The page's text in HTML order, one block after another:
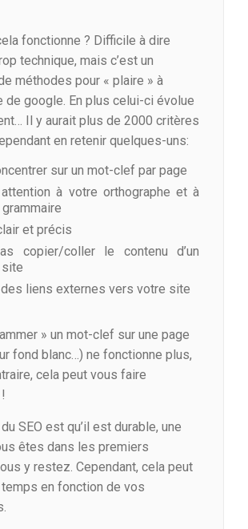
fonctionne ? Difficile à dire
technique, mais c’est un
méthodes pour « plaire » à
de google. En plus celui-ci évolue
Il y aurait plus de 2000 critères
en retenir quelques-uns:
sur un mot-clef par page
à votre orthographe et à
et précis
copier/coller le contenu d’un
liens externes vers votre site
» un mot-clef sur une page
fond blanc…) ne fonctionne plus,
cela peut vous faire
du SEO est qu’il est durable, une
êtes dans les premiers
y restez. Cependant, cela peut
en fonction de vos